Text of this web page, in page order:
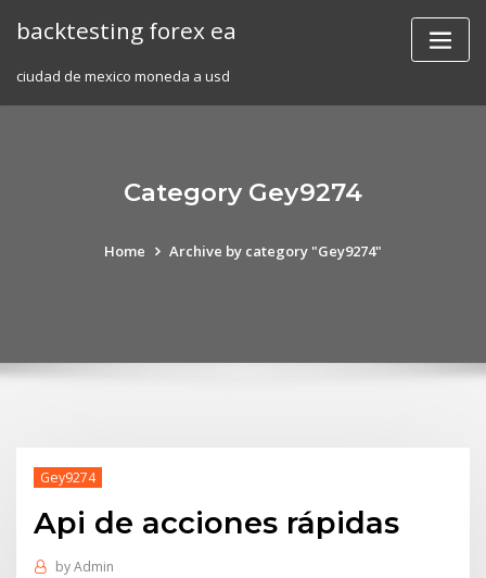
backtesting forex ea
ciudad de mexico moneda a usd
Category Gey9274
Home Archive by category "Gey9274"
Gey9274
Api de acciones rápidas
byAdmin